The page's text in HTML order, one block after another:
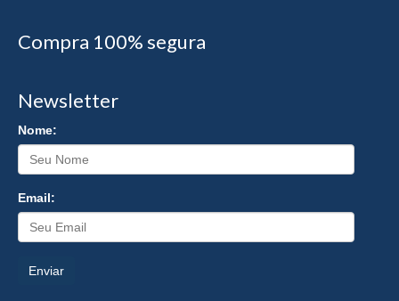
Compra 100% segura
Newsletter
Nome:
Email:
Enviar